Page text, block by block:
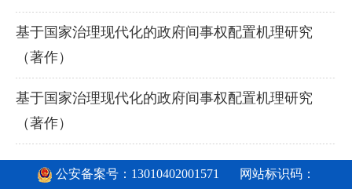
基于国家治理现代化的政府间事权配置机理研究
（著作）
基于国家治理现代化的政府间事权配置机理研究
（著作）
公安备案号：13010402001571 网站标识码：